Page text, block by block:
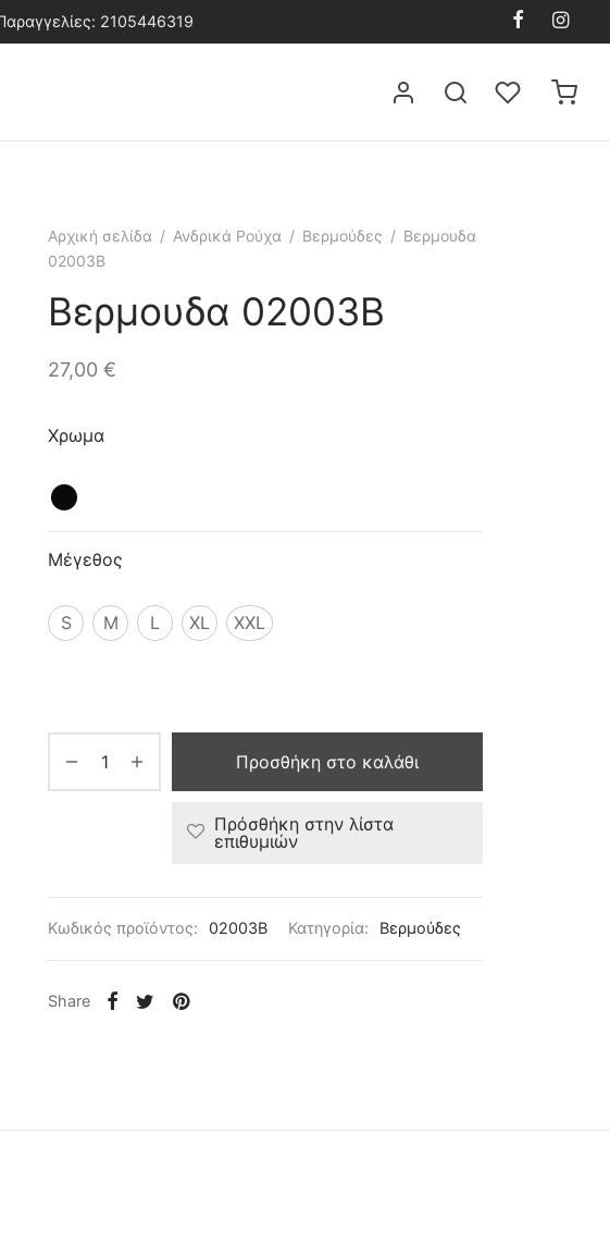
2105446319
Αρχική σελίδα / Ανδρικά Ρούχα / Βερμούδες / Βερμουδα
02003B
Βερμουδα 02003B
27,00 €
Χρωμα
Μέγεθος
S M L XL XXL
Προσθήκη στο καλάθι
Πρόσθήκη στην λίστα
επιθυμιών
Κωδικός προϊόντος: 02003B Κατηγορία: Βερμούδες
Share